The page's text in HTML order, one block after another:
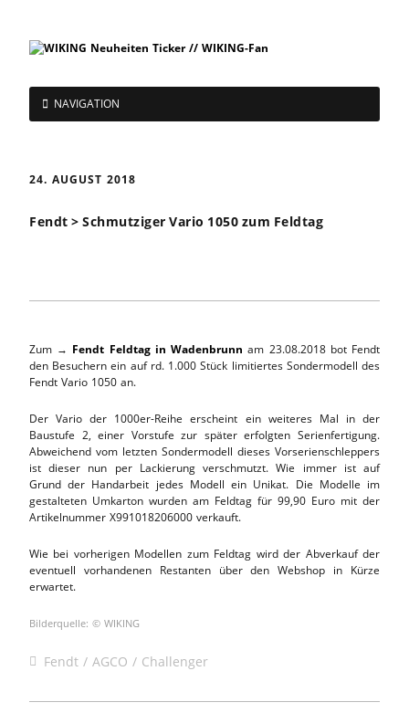
NAVIGATION
24. AUGUST 2018
Fendt > Schmutziger Vario 1050 zum Feldtag
Zum → Fendt Feldtag in Wadenbrunn am 23.08.2018 bot Fendt
den Besuchern ein auf rd. 1.000 Stück limitiertes Sondermodell des
Fendt Vario 1050 an.
Der Vario der 1000er-Reihe erscheint ein weiteres Mal in der
Baustufe 2, einer Vorstufe zur später erfolgten Serienfertigung.
Abweichend vom letzten Sondermodell dieses Vorserienschleppers
ist dieser nun per Lackierung verschmutzt. Wie immer ist auf
Grund der Handarbeit jedes Modell ein Unikat. Die Modelle im
gestalteten Umkarton wurden am Feldtag für 99,90 Euro mit der
Artikelnummer X991018206000 verkauft.
Wie bei vorherigen Modellen zum Feldtag wird der Abverkauf der
eventuell vorhandenen Restanten über den Webshop in Kürze
erwartet.
Bilderquelle: © WIKING
Fendt / AGCO / Challenger